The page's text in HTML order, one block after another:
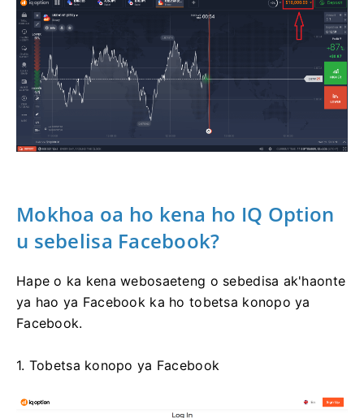
Mokhoa oa ho kena ho IQ Option
u sebelisa Facebook?
Hape o ka kena webosaeteng o sebedisa ak'haonte
ya hao ya Facebook ka ho tobetsa konopo ya
Facebook.
1. Tobetsa konopo ya Facebook